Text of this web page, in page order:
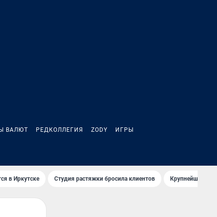
ВАЛЮТ РЕДКОЛЛЕГИЯ ZODY ИГРЫ
в Иркутске Студия растяжки бросила клиентов Крупнейшие